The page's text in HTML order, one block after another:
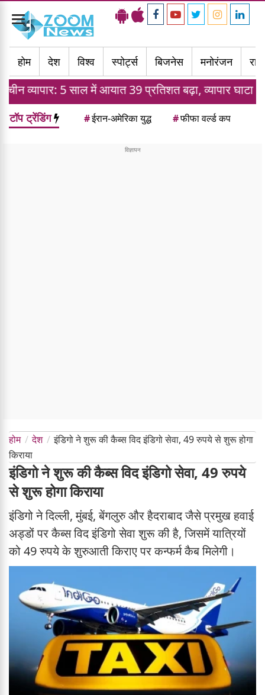
Toggle
navigation
होम
देश विश्व स्पोर्ट्स बिजनेस मनोरंजन
साल में आयात 39 प्रतिशत बढ़ा, व्यापार घाटा 112 अरब डॉलर
टॉप ट्रेंडिंग #ईरान-अमेरिका युद्ध #फीफा वर्ल्ड कप
होम देश
इंडिगो ने शुरू की कैब्स विद इंडिगो सेवा, 49 रुपये से शुरू होगा
किराया
इंडिगो ने शुरू की कैब्स विद इंडिगो सेवा, 49 रुपये
से शुरू होगा किराया
इंडिगो ने दिल्ली, मुंबई, बेंगलुरु और हैदराबाद जैसे प्रमुख हवाई
अड्डों पर कैब्स विद इंडिगो सेवा शुरू की है, जिसमें यात्रियों
को 49 रुपये के शुरुआती किराए पर कन्फर्म कैब मिलेगी।